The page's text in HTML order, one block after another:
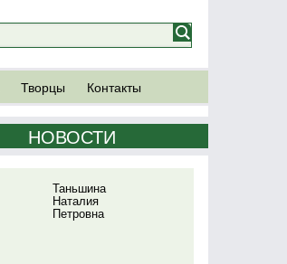
Творцы Контакты
НОВОСТИ
Таньшина
Наталия
Петровна